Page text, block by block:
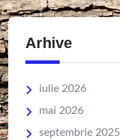
Arhive
iulie 2026
mai 2026
septembrie 2025